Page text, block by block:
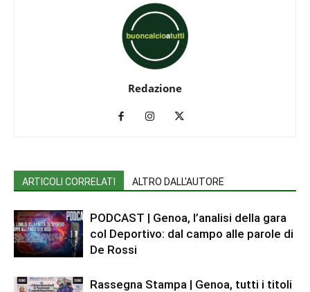
Redazione
ARTICOLI CORRELATI ALTRO DALL'AUTORE
PODCAST | Genoa, l’analisi della gara
col Deportivo: dal campo alle parole di
De Rossi
Rassegna Stampa | Genoa, tutti i titoli